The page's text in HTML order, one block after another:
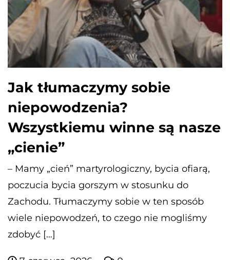
Jak tłumaczymy sobie
niepowodzenia?
Wszystkiemu winne są nasze
„cienie”
– Mamy „cień” martyrologiczny, bycia ofiarą,
poczucia bycia gorszym w stosunku do
Zachodu. Tłumaczymy sobie w ten sposób
wiele niepowodzeń, to czego nie mogliśmy
zdobyć […]